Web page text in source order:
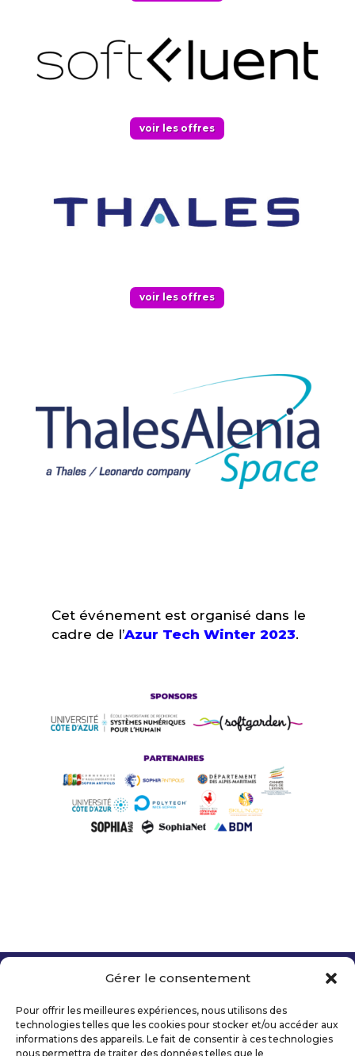
Gérer le consentement
Pour offrir les meilleures expériences, nous utilisons des
technologies telles que les cookies pour stocker et/ou accéder aux
informations des appareils. Le fait de consentir à ces technologies
nous permettra de traiter des données telles que le
voir les offres
voir les offres
Cet événement est organisé dans le
cadre de l’Azur Tech Winter 2023.
Mentions légales
Politique de confidentialité